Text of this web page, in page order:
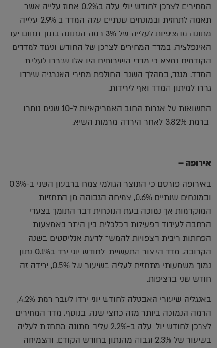
המחירים לצרכן לחודש יולי עלה ב0.2% אחוז עלייה אשר
תאמה לתחזית ובמונחים שנתיים עלה המדד ב 2.9% עלייה
מתונה מהציפיות לעלייה של 3% רמה הנתונה בתוך תחום יעד
האינפלציה. במדד המחירים לצרכן של החודש וניגוד למדדים
הקודמים נמצא כי מדדי השירותים היו אלו שגררו לעליית
המדד. מנגד, במהלך השנה החולפת מחירי האנרגיה שירדו
גררו למיתון המדד ואף לירידות.
התשואות על אגרות החוב האמריקאיות ל-10 שנים נותרו
ברמת 3.82% לאחר הירדה מרמות השיא.
אירופה –
באירופה פורסם כי התוצר הגולמי צמח ברבעון השני ב-0.3%
ובמונחים שנתיים 0.6%, צמיחה הגבוהה מן התחזיות
המוקדמות אך נמוכה בעת הנוכחית דבר התומך בצעדי
הרחבה לעידוד הפעילות הכלכלית בין היתר באמצעות
הפחתות ריבית הצפויות להמשך לדעת אנליסטים בשנה
הקרובה. מדד הייצור התעשייתי לחודש יוני ירד ב0.1% נתון
נמוך משמעותי מתחזית לעליה בשיעור של 0.5%, ירידה זה
חודש שני ברציפות.
באנגליה שיעורי האבטלה לחודש יוני ירדו לעבר רמת 4.2%,
הרמה הנמוכה ביותר מזה כחצי שנה. בנוסף, מדד המחירים
לצרכן לחודש יולי עלה ב-2.2% עליה מתונה מתחזית לעליה
בשיעור של 2.3% וגבוה מהנתון בחודש הקודם. והצמיחה